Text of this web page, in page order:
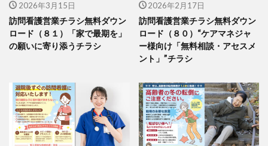
2026年3月15日
訪問看護営業チラシ無料ダウン
ロード（８１）「家で最期を」
の願いに寄り添うチラシ
2026年2月17日
訪問看護営業チラシ無料ダウン
ロード（８０）“ケアマネジャ
ー様向け「無料相談・アセスメ
ント」”チラシ